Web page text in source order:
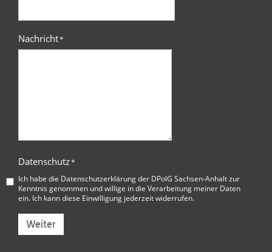
Nachricht*
Datenschutz*
Ich habe die Datenschutzerklärung der DPolG Sachsen-Anhaltzur
Kenntnis genommen und willige in die Verarbeitung meiner Daten
ein. Ich kann diese Einwilligung jederzeit widerrufen.
Weiter